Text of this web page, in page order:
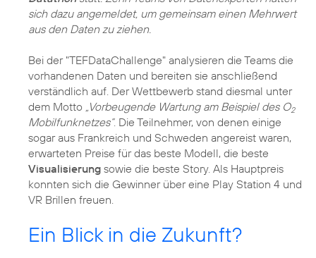
sich dazu angemeldet, um gemeinsam einen Mehrwert
aus den Daten zu ziehen.
Bei der "TEFDataChallenge" analysieren die Teams die
vorhandenen Daten und bereiten sie anschließend
verständlich auf. Der Wettbewerb stand diesmal unter
dem Motto „Vorbeugende Wartung am Beispiel des O2
Mobilfunknetzes“. Die Teilnehmer, von denen einige
sogar aus Frankreich und Schweden angereist waren,
erwarteten Preise für das beste Modell, die beste
Visualisierung sowie die beste Story. Als Hauptpreis
konnten sich die Gewinner über eine Play Station 4 und
VR Brillen freuen.
Ein Blick in die Zukunft?